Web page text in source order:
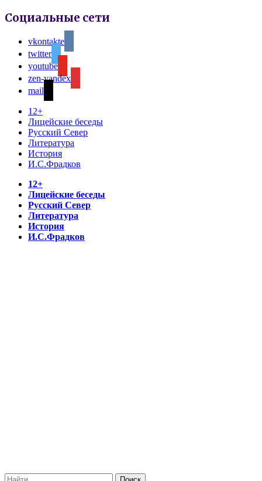
Социальные сети
vkontakte
twitter
youtube
zen-yandex
mail
12+
Лицейские беседы
Русский Север
Литература
История
И.С.Фрадков
12+
Лицейские беседы
Русский Север
Литература
История
И.С.Фрадков